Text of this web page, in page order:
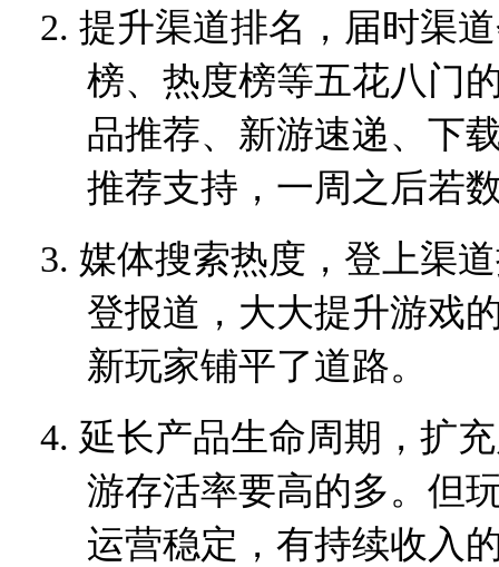
2. 提升渠道排名，届时渠
榜、热度榜等五花八门
品推荐、新游速递、下
推荐支持，一周之后若
3. 媒体搜索热度，登上渠
登报道，大大提升游戏
新玩家铺平了道路。
4. 延长产品生命周期，扩
游存活率要高的多。但
运营稳定，有持续收入